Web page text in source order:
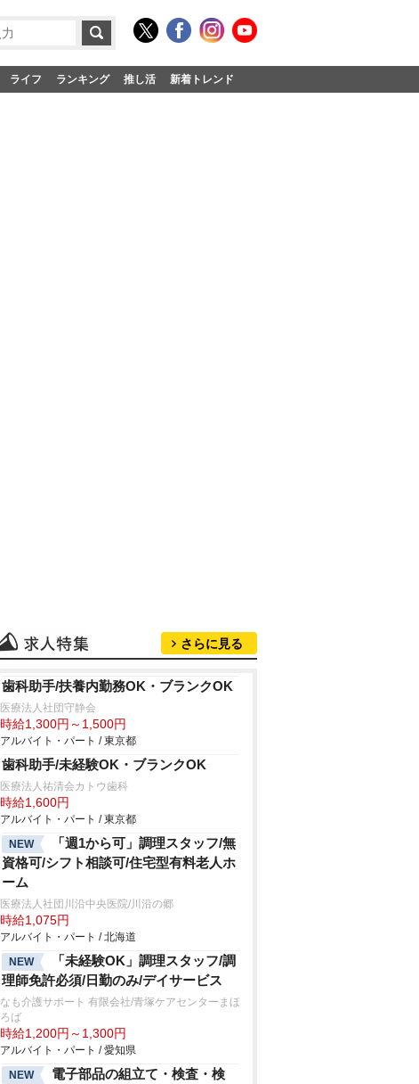
ライフ ランキング 推し活 新着トレンド
さらに見る
歯科助手/扶養内勤務OK・ブランクOK
医療法人社団守静会
時給1,300円～1,500円
アルバイト・パート / 東京都
歯科助手/未経験OK・ブランクOK
医療法人祐清会カトウ歯科
時給1,600円
アルバイト・パート / 東京都
NEW
「週1から可」調理スタッフ/無
資格可/シフト相談可/住宅型有料老人ホ
ーム
医療法人社団川沿中央医院/川沿の郷
時給1,075円
アルバイト・パート / 北海道
NEW
「未経験OK」調理スタッフ/調
理師免許必須/日勤のみ/デイサービス
なも介護サポート 有限会社/青塚ケアセンターまほ
ろば
時給1,200円～1,300円
アルバイト・パート / 愛知県
NEW
電子部品の組立て・検査・検